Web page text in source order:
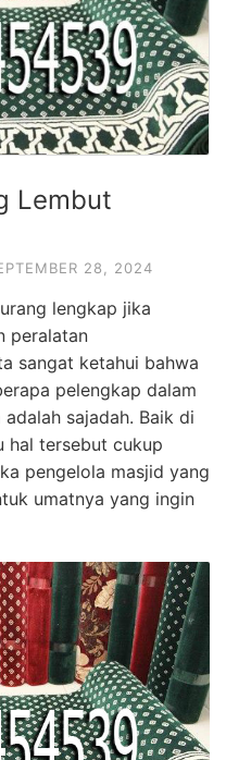
Lembut
28, 2024
lengkap jika
peralatan
sangat ketahui bahwa
pelengkap dalam
sajadah. Baik di
hal tersebut cukup
pengelola masjid yang
umatnya yang ingin